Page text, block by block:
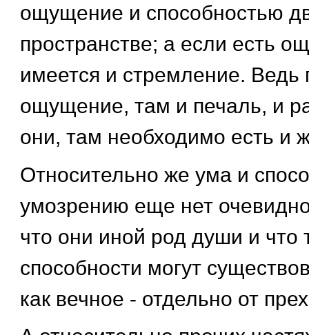
ощущение и способностью
пространстве; а если есть
имеется и стремление. Ведь
ощущение, там и печаль, и
они, там необходимо есть и
Относительно же ума и
умозрению еще нет
что они иной род души и что
способности могут
как вечное - отдельно от